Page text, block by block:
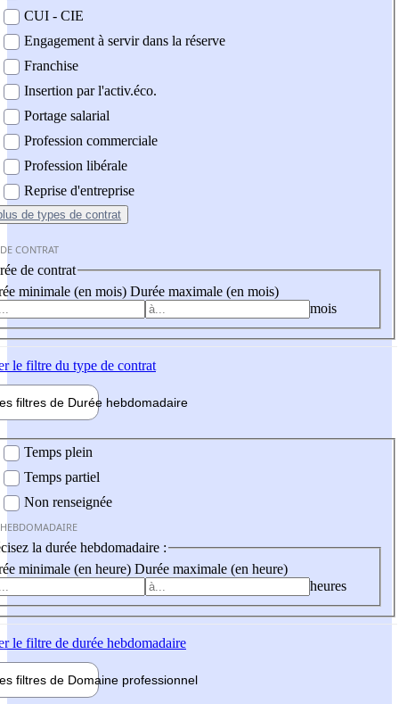
CUI - CIE
Engagement à servir dans la réserve
Franchise
Insertion par l'activ.éco.
Portage salarial
Profession commerciale
Profession libérale
Reprise d'entreprise
de types de contrat
CONTRAT
de contrat
minimale (en mois) Durée maximale (en mois)
mois
le filtre du type de contrat
filtres de Durée hebdomadaire
Temps plein
Temps partiel
Non renseignée
la durée hebdomadaire :
minimale (en heure) Durée maximale (en heure)
heures
le filtre de durée hebdomadaire
filtres de Domaine professionnel